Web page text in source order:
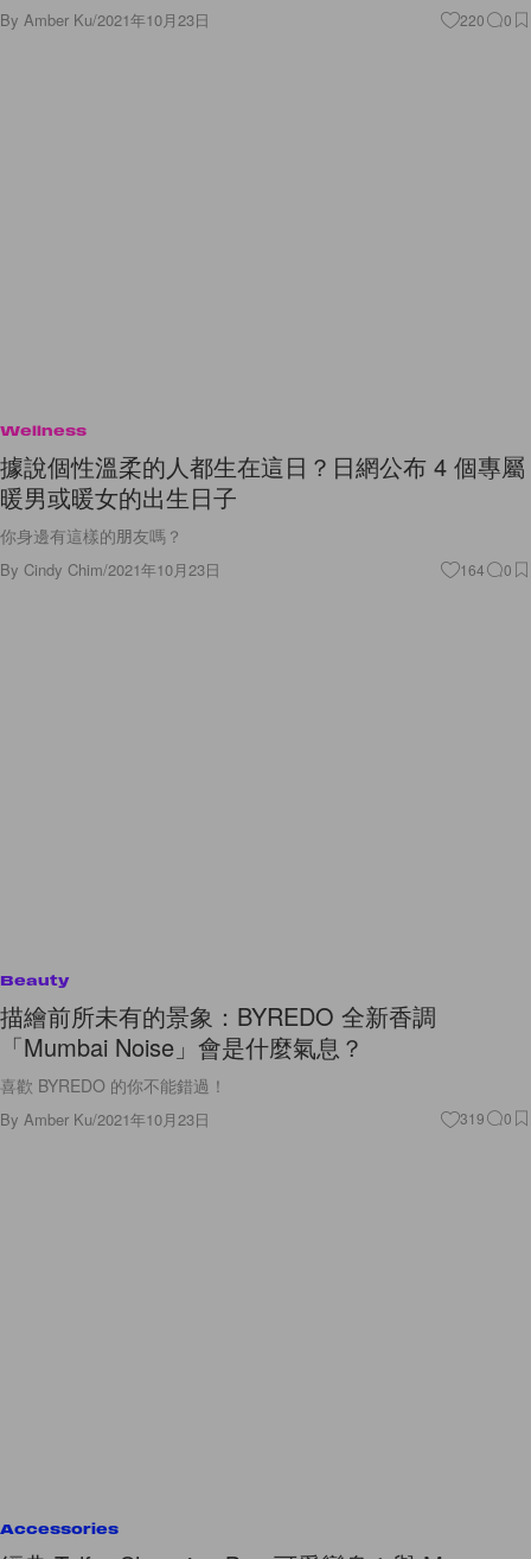
By Amber Ku/2021年10月23日 220 0
Wellness
據說個性溫柔的人都生在這日？日網公布 4 個專屬
暖男或暖女的出生日子
你身邊有這樣的朋友嗎？
By Cindy Chim/2021年10月23日 164 0
Beauty
描繪前所未有的景象：BYREDO 全新香調
「Mumbai Noise」會是什麼氣息？
喜歡 BYREDO 的你不能錯過！
By Amber Ku/2021年10月23日 319 0
Accessories